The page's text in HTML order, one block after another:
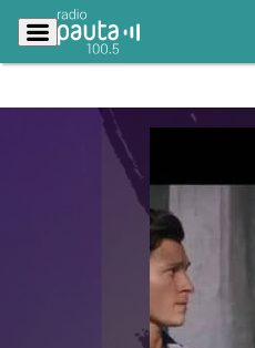
Podcasts
Lo Último
Tendencias